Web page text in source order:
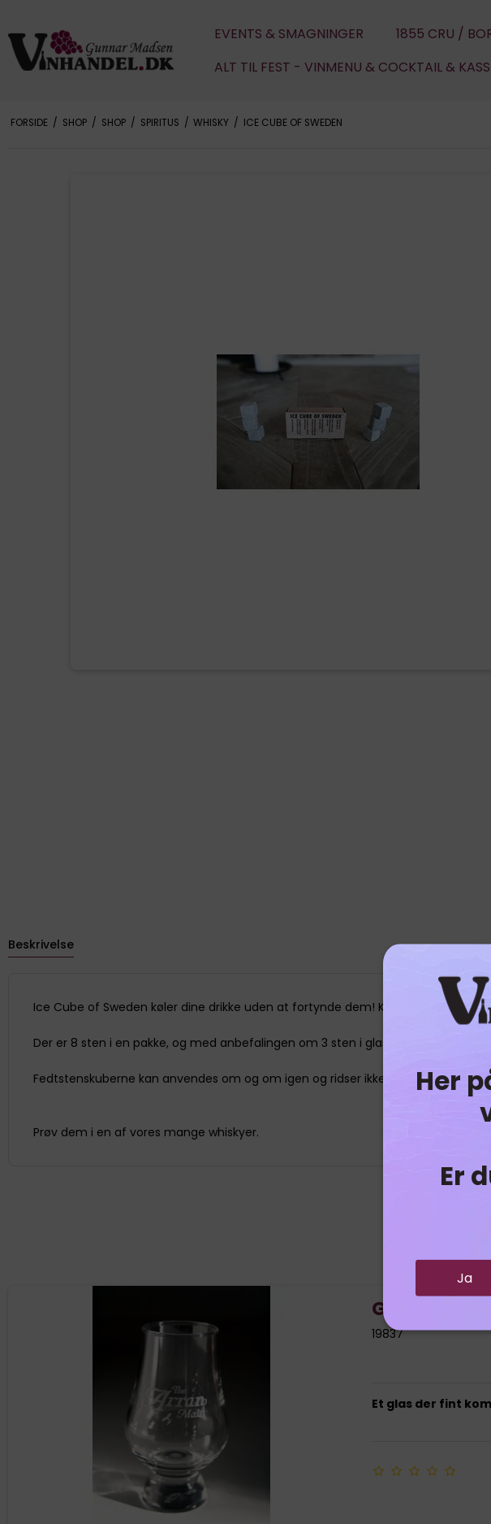
Her
Er
Ja
EVENTS & SMAGNINGER 1855 CRU /
ALT TIL FEST - VINMENU & COCKTAIL &
FORSIDE / SHOP / SHOP / SPIRITUS / WHISKY / ICE CUBE OF SWEDEN
Beskrivelse
Ice Cube of Sweden køler dine drikke uden at fortynde dem! Kuberne består
Der er 8 sten i en pakke, og med anbefalingen om 3 sten i glasset, er der sten
Fedtstenskuberne kan anvendes om og om igen og ridser ikke glasset. Ice
Prøv dem i en af vores mange whiskyer.
Glencairn
19837
Et glas der fint